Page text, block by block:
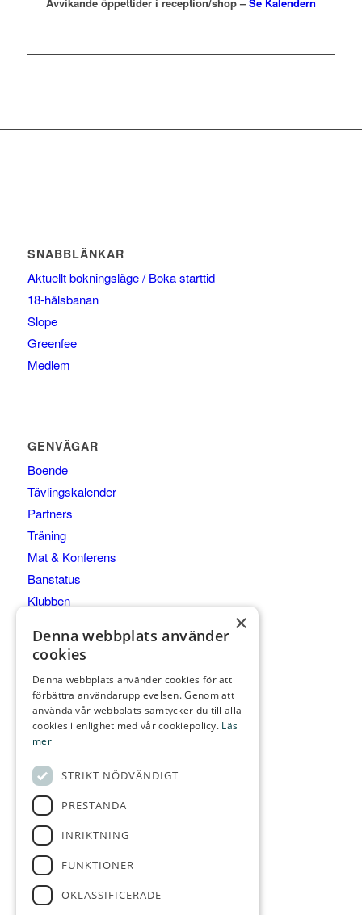
SNABBLÄNKAR
Aktuellt bokningsläge / Boka starttid
18-hålsbanan
Slope
Greenfee
Medlem
GENVÄGAR
Boende
Tävlingskalender
Partners
Träning
Mat & Konferens
Banstatus
Klubben
Kommittéer
KONTAKTA OSS
Gräppås Golfbaneväg 60
439 91 ONSALA
Telefon:
E-post: info@grappasgk.se
FÖLJ OSS
×
Denna webbplats använder
cookies
Denna webbplats använder cookies för att
förbättra användarupplevelsen. Genom att
använda vår webbplats samtycker du till alla
cookies i enlighet med vår cookiepolicy. Läs
mer
STRIKT NÖDVÄNDIGT
PRESTANDA
INRIKTNING
FUNKTIONER
OKLASSIFICERADE